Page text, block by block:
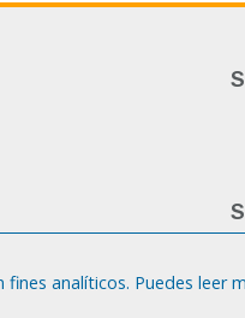
analíticos. Puedes leer